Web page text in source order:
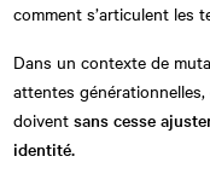
comment s’articulent les
Dans un contexte de
attentes
doiventsans cesse
identité.